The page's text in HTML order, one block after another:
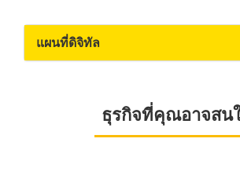
แผนที่ดิจิทัล
ธุรกิจที่คุณอาจสน